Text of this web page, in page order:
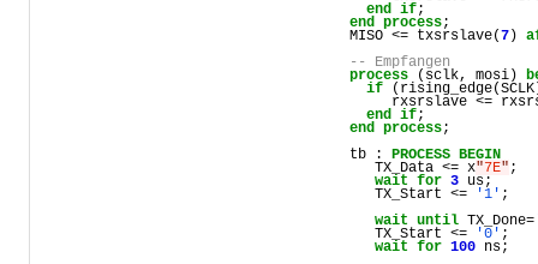
end
if;
end
process;
MISO <= txsrslave(7 )
-- Empfangen
process ( sclk, mosi )
if ( rising_edge(SCLK
rxsrslave <=
end
if;
end
process;
tb : PROCESS
BEGIN
TX_Data <= x"7E" ;
wait
for 3 us;
TX_Start <= '1' ;
wait
until TX_Done=
TX_Start <= '0' ;
wait
for 100 ns;